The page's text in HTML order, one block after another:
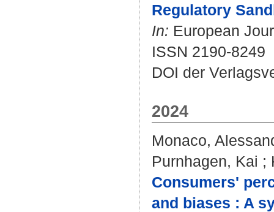
Regulatory
In: European
ISSN 2190-8249
DOI der
2024
Monaco,
Purnhagen, Kai ;
Consumers'
and biases : A